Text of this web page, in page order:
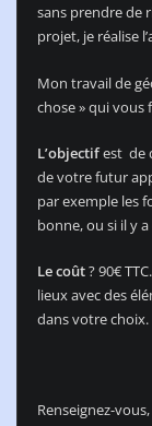
sans prendre de
projet, je réalise
Mon travail de
chose » qui vous
L’objectifest de
de votre futur
par exemple les
bonne, ou si il y
Le coût? 90€
lieux avec des
dans votre choix.
Renseignez-